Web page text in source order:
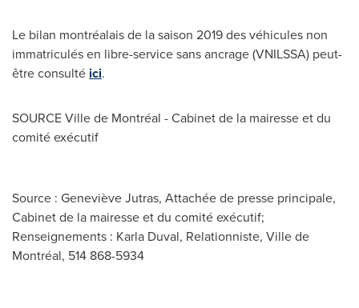
Le bilan montréalais de la saison 2019 des véhicules non
immatriculés en libre-service sans ancrage (VNILSSA) peut-
être consulté ici.
SOURCE Ville de Montréal - Cabinet de la mairesse et du
comité exécutif
Source : Geneviève Jutras, Attachée de presse principale,
Cabinet de la mairesse et du comité exécutif;
Renseignements : Karla Duval, Relationniste, Ville de
Montréal, 514 868-5934